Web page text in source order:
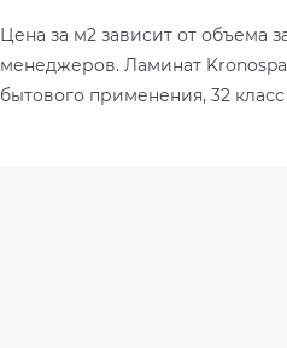
Цена за м2 зависит от объема
менеджеров. Ламинат
бытового применения, 32